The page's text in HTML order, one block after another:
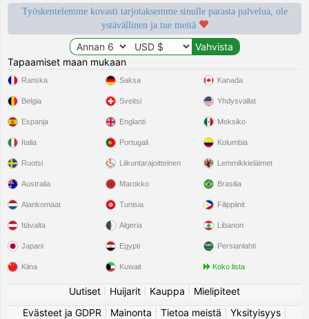
Työskentelemme kovasti tarjotaksemme sinulle parasta palvelua, ole
ystävällinen ja tue meitä
Tapaamiset maan mukaan
Ranska
Belgia
Espanja
Italia
Ruotsi
Saksa
Sveitsi
Englanti
Portugali
Liikuntarajoitteinen
Kanada
Yhdysvallat
Meksiko
Kolumbia
Lemmikkieläimet
Australia
Alankomaat
Itävalta
Japani
Kiina
Marokko
Tunisia
Algeria
Egypti
Kuwait
Brasilia
Filippiinit
Libanon
Persianlahti
Koko lista
Uutiset Huijarit Kauppa
Mielipiteet
Evästeet ja GDPR
Mainonta Tietoa meistä Yksityisyys|